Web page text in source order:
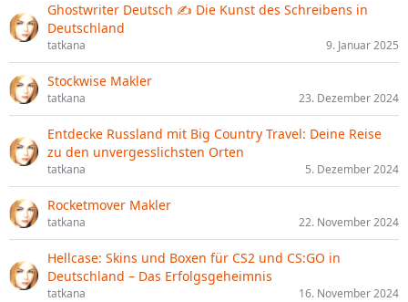
Ghostwriter Deutsch ✍️ Die Kunst des Schreibens in
Deutschland
tatkana 9. Januar 2025
Stockwise Makler
tatkana 23. Dezember 2024
Entdecke Russland mit Big Country Travel: Deine Reise
zu den unvergesslichsten Orten
tatkana 5. Dezember 2024
Rocketmover Makler
tatkana 22. November 2024
Hellcase: Skins und Boxen für CS2 und CS:GO in
Deutschland – Das Erfolgsgeheimnis
tatkana 16. November 2024